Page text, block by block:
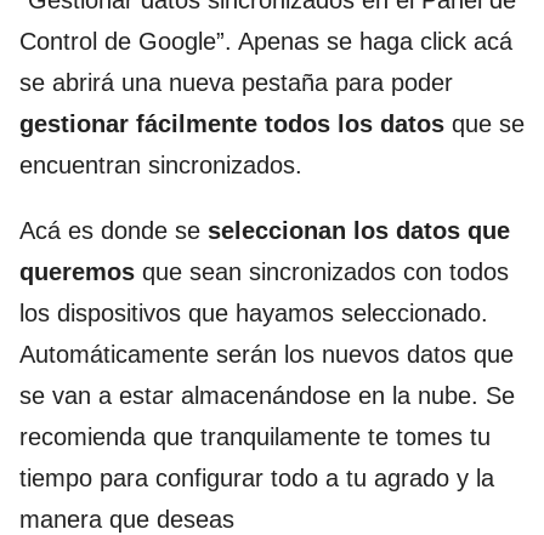
Control de Google”. Apenas se haga click acá
se abrirá una nueva pestaña para poder
gestionar fácilmente todos los datos que se
encuentran sincronizados.
Acá es donde se seleccionan los datos que
queremos que sean sincronizados con todos
los dispositivos que hayamos seleccionado.
Automáticamente serán los nuevos datos que
se van a estar almacenándose en la nube. Se
recomienda que tranquilamente te tomes tu
tiempo para configurar todo a tu agrado y la
manera que deseas